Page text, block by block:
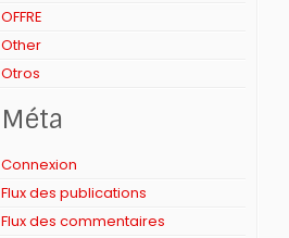
OFFRE
Other
Otros
Méta
Connexion
Flux des publications
Flux des commentaires